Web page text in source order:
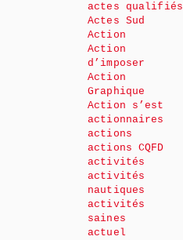
actes qualifiés
Actes Sud
Action
Action
d’imposer
Action
Graphique
Action s’est
actionnaires
actions
actions CQFD
activités
activités
nautiques
activités
saines
actuel